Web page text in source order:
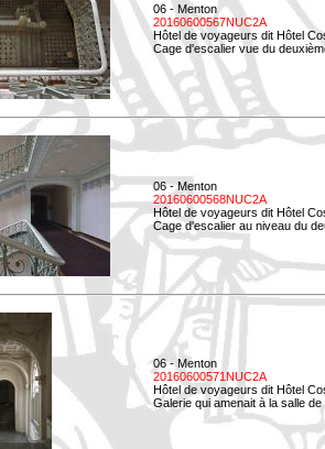
06 - Menton
20160600567NUC2A
Hôtel de voyageurs dit Hôtel
Cage d'escalier vue du
06 - Menton
20160600568NUC2A
Hôtel de voyageurs dit Hôtel
Cage d'escalier au niveau du
06 - Menton
20160600571NUC2A
Hôtel de voyageurs dit Hôtel
Galerie qui amenait à la salle de